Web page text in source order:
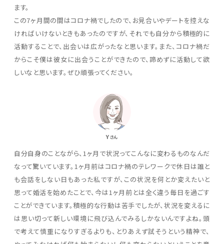
ます。
この7ヶ月間の間はコロナ禍でしたので、お見合いやデートを控えな
ければいけないときもあったのですが、それでも自分から積極的に
活動することで、出会いは広がったなと思います。また、コロナ禍だ
からこそ僕は彼女に出会うことができたので、諦めずに活動して欲
しいなと思います。ぜひ頑張ってください。
Yさん
自分自身のことながら、1ヶ月で状況ってこんなに変わるものなんだ
なって驚いています。1ヶ月前はコロナ禍のテレワークで休日は誰と
も会話をしない日もあった私ですが、この状況を何とか変えたいと
思って婚活を始めたことで、今は1ヶ月前とは全く違う毎日を過ごす
ことができています。積極的な行動は苦手でしたが、状況を変えるに
は思い切って新しい環境に飛び込んでみるしかないんですよね。頭
で考えて慎重になりすぎるよりも、とりあえず試そうという精神で、